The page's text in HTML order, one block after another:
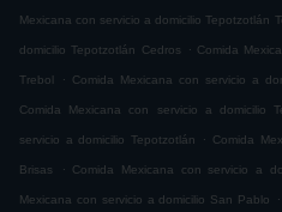
Mexicana con servicio a domicilio Tepotzotlán
domicilio Tepotzotlán Cedros . Comida
Trebol . Comida Mexicana con servicio a
Comida Mexicana con servicio a domicilio
servicio a domicilio Tepotzotlán . Comida
Brisas . Comida Mexicana con servicio a
Mexicana con servicio a domicilio San Pablo .